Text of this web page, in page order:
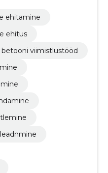
ehitamine
ehitus
betooni viimistlustööd